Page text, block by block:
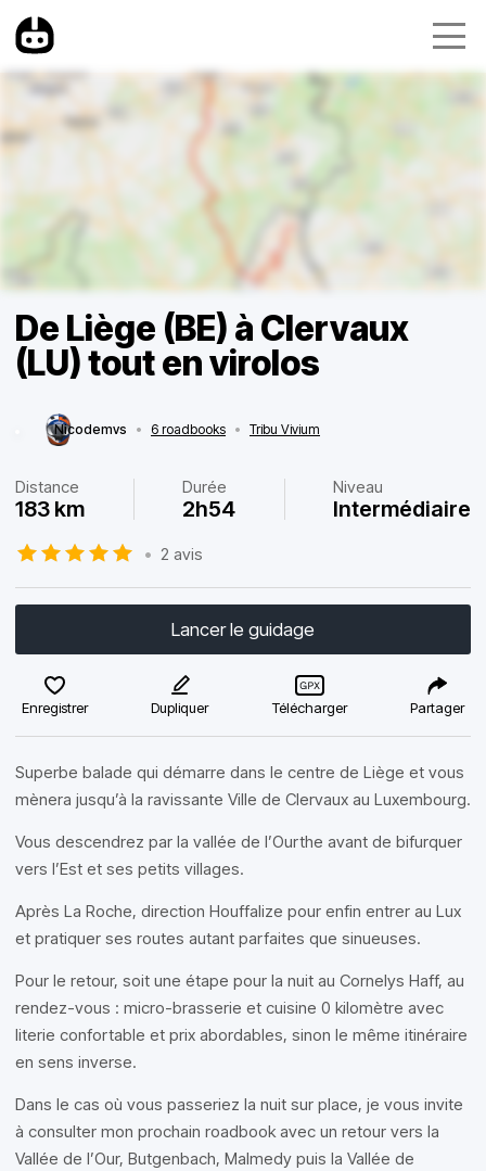
De Liège (BE) à Clervaux
(LU) tout en virolos
Nicodemvs • 6 roadbooks • Tribu Vivium
Distance
183 km
Durée
2h54
Niveau
Intermédiaire
• 2 avis
Lancer le guidage
Enregistrer Dupliquer Télécharger Partager
Superbe balade qui démarre dans le centre de Liège et vous
mènera jusqu’à la ravissante Ville de Clervaux au Luxembourg.
Vous descendrez par la vallée de l’Ourthe avant de bifurquer
vers l’Est et ses petits villages.
Après La Roche, direction Houffalize pour enfin entrer au Lux
et pratiquer ses routes autant parfaites que sinueuses.
Pour le retour, soit une étape pour la nuit au Cornelys Haff, au
rendez-vous : micro-brasserie et cuisine 0 kilomètre avec
literie confortable et prix abordables, sinon le même itinéraire
en sens inverse.
Dans le cas où vous passeriez la nuit sur place, je vous invite
à consulter mon prochain roadbook avec un retour vers la
Vallée de l’Our, Butgenbach, Malmedy puis la Vallée de